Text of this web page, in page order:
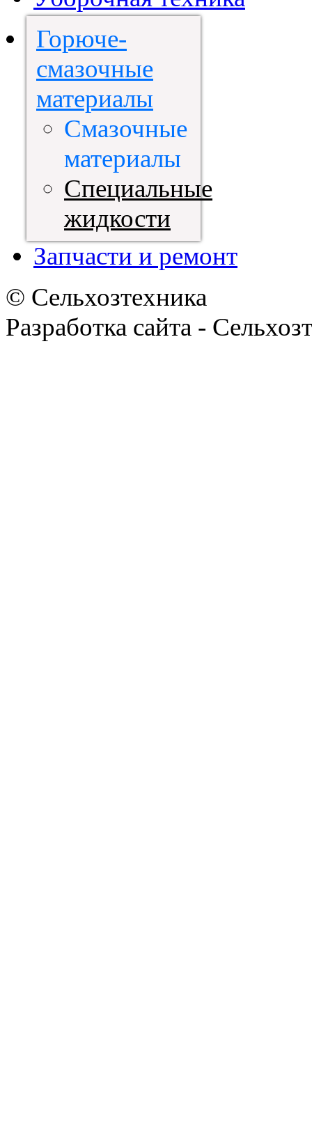
Горюче-
смазочные
материалы
Смазочные
материалы
Специальные
жидкости
Запчасти и ремонт
© Сельхозтехника
Разработка сайта -